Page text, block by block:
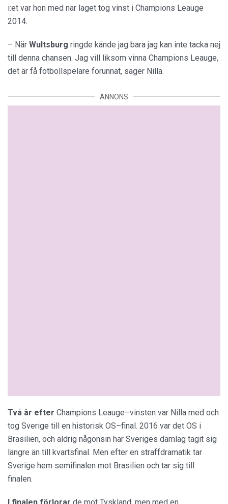
i:et var hon med när laget tog vinst i Champions Leauge
2014.
– När Wultsburg ringde kände jag bara jag kan inte tacka nej
till denna chansen. Jag vill liksom vinna Champions Leauge,
det är få fotbollspelare förunnat, säger Nilla.
ANNONS
Två år efter Champions Leauge–vinsten var Nilla med och
tog Sverige till en historisk OS–final. 2016 var det OS i
Brasilien, och aldrig någonsin har Sveriges damlag tagit sig
längre än till kvartsfinal. Men efter en straffdramatik tar
Sverige hem semifinalen mot Brasilien och tar sig till
finalen.
I finalen förlorar de mot Tyskland, men med en